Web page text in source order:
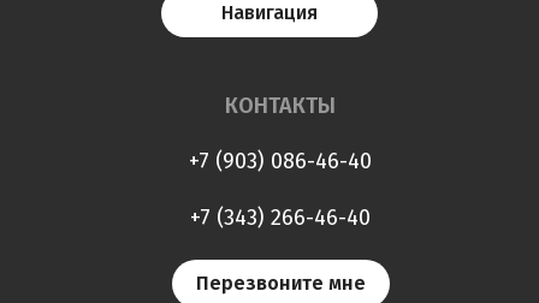
Навигация
КОНТАКТЫ
+7 (903) 086-46-40
+7 (343) 266-46-40
Перезвоните мне